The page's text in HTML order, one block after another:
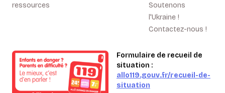
ressources
Soutenons
l'Ukraine !
Contactez-nous !
Formulaire de recueil de
situation :
allo119.gouv.fr/recueil-de-
situation